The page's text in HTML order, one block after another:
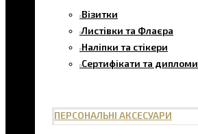
Візитки
Листівки та Флаєра
Наліпки та стікери
Сертифікати та дипломи
ПЕРСОНАЛЬНІ АКСЕСУАРИ